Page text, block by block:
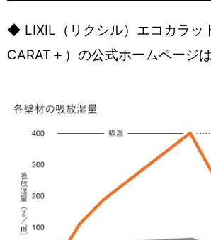
◆ LIXIL（リクシル）エコカラッ
CARAT＋）の公式ホームページ